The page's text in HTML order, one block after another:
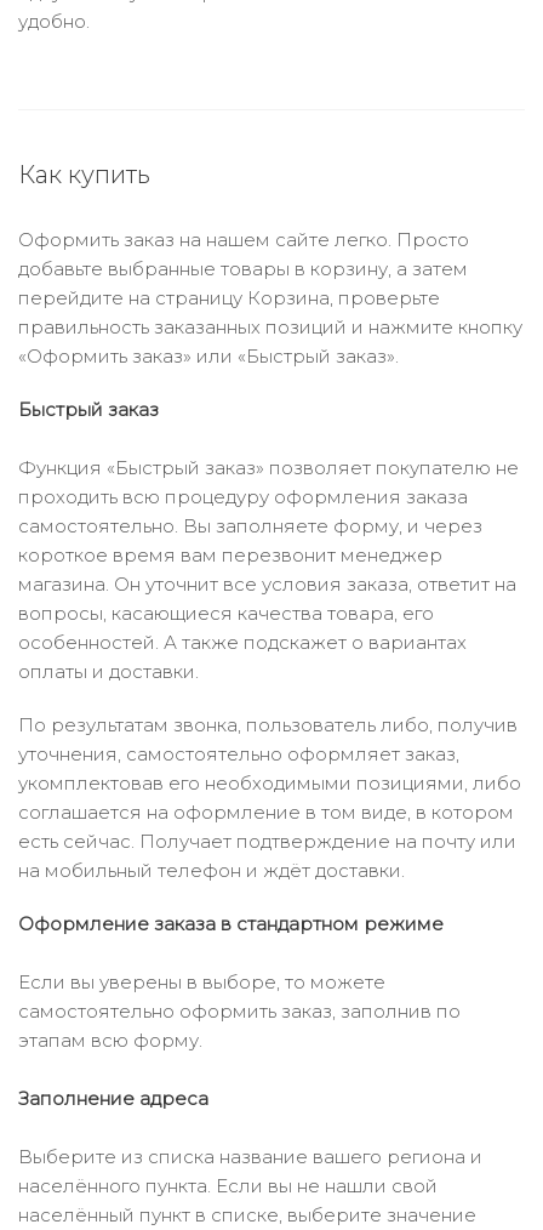
удобно.
Как купить
Оформить заказ на нашем сайте легко. Просто
добавьте выбранные товары в корзину, а затем
перейдите на страницу Корзина, проверьте
правильность заказанных позиций и нажмите кнопку
«Оформить заказ» или «Быстрый заказ».
Быстрый заказ
Функция «Быстрый заказ» позволяет покупателю не
проходить всю процедуру оформления заказа
самостоятельно. Вы заполняете форму, и через
короткое время вам перезвонит менеджер
магазина. Он уточнит все условия заказа, ответит на
вопросы, касающиеся качества товара, его
особенностей. А также подскажет о вариантах
оплаты и доставки.
По результатам звонка, пользователь либо, получив
уточнения, самостоятельно оформляет заказ,
укомплектовав его необходимыми позициями, либо
соглашается на оформление в том виде, в котором
есть сейчас. Получает подтверждение на почту или
на мобильный телефон и ждёт доставки.
Оформление заказа в стандартном режиме
Если вы уверены в выборе, то можете
самостоятельно оформить заказ, заполнив по
этапам всю форму.
Заполнение адреса
Выберите из списка название вашего региона и
населённого пункта. Если вы не нашли свой
населённый пункт в списке, выберите значение